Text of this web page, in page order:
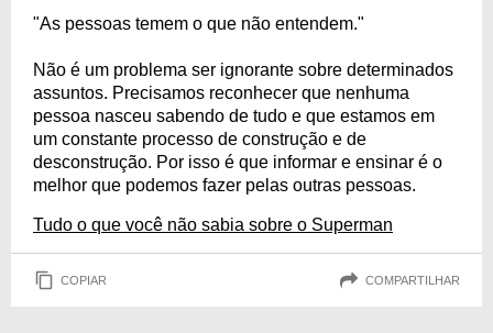
"As pessoas temem o que não entendem."
Não é um problema ser ignorante sobre determinados
assuntos. Precisamos reconhecer que nenhuma
pessoa nasceu sabendo de tudo e que estamos em
um constante processo de construção e de
desconstrução. Por isso é que informar e ensinar é o
melhor que podemos fazer pelas outras pessoas.
Tudo o que você não sabia sobre o Superman
COPIAR COMPARTILHAR